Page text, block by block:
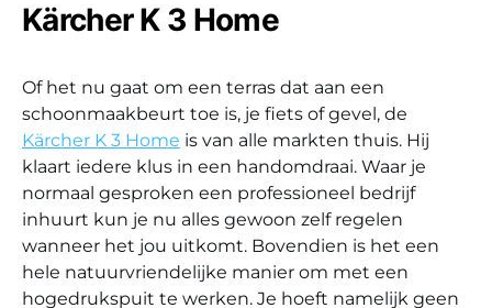
Kärcher K 3 Home
Of het nu gaat om een terras dat aan een
schoonmaakbeurt toe is, je fiets of gevel, de
Kärcher K 3 Home is van alle markten thuis. Hij
klaart iedere klus in een handomdraai. Waar je
normaal gesproken een professioneel bedrijf
inhuurt kun je nu alles gewoon zelf regelen
wanneer het jou uitkomt. Bovendien is het een
hele natuurvriendelijke manier om met een
hogedrukspuit te werken. Je hoeft namelijk geen